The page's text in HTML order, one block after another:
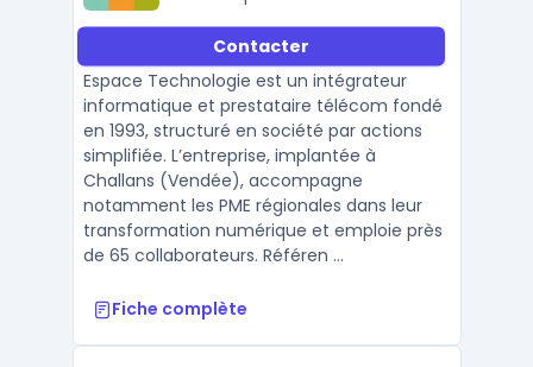
Contacter
Espace Technologie est un intégrateur
informatique et prestataire télécom fondé
en 1993, structuré en société par actions
simplifiée. L’entreprise, implantée à
Challans (Vendée), accompagne
notamment les PME régionales dans leur
transformation numérique et emploie près
de 65 collaborateurs. Référen ...
Fiche complète